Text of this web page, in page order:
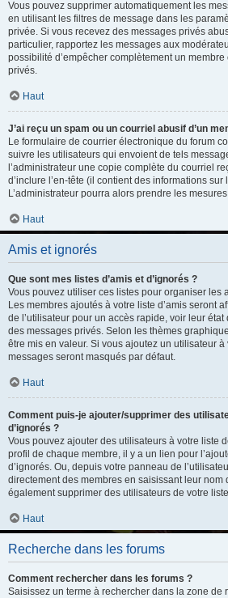
Vous pouvez supprimer automatiquement les
en utilisant les filtres de message dans les
privée. Si vous recevez des messages privés
particulier, rapportez les messages aux
possibilité d’empêcher complètement un membre
privés.
Haut
J’ai reçu un spam ou un courriel abusif d’un
Le formulaire de courrier électronique du forum
suivre les utilisateurs qui envoient de tels
l’administrateur une copie complète du courriel
d’inclure l’en-tête (il contient des informations sur
L’administrateur pourra alors prendre les
Haut
Amis et ignorés
Que sont mes listes d’amis et d’ignorés ?
Vous pouvez utiliser ces listes pour organiser les
Les membres ajoutés à votre liste d’amis seront
de l’utilisateur pour un accès rapide, voir leur
des messages privés. Selon les thèmes
être mis en valeur. Si vous ajoutez un utilisateur à
messages seront masqués par défaut.
Haut
Comment puis-je ajouter/supprimer des
d’ignorés ?
Vous pouvez ajouter des utilisateurs à votre liste
profil de chaque membre, il y a un lien pour
d’ignorés. Ou, depuis votre panneau de
directement des membres en saisissant leur nom
également supprimer des utilisateurs de votre
Haut
Recherche dans les forums
Comment rechercher dans les forums ?
Saisissez un terme à rechercher dans la zone de